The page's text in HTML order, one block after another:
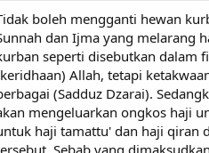
boleh mengganti hewan
dan Ijma yang melarang
seperti disebutkan dalam
Allah, tetapi
(Sadduz Dzarai).
mengeluarkan ongkos haji
haji tamattu' dan haji qiran
Sebab yang